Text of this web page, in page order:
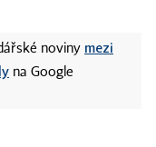
noviny mezi
na Google